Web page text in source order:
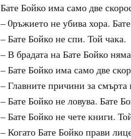
Бате Бойко има само две
– 0ръжието не убива хора.
– Бате Бойко не спи. Той чака.
– В брадата на Бате Бойко
– Бате Бойко има само две
– Главните причини за
– Бате Бойко не ловува. Бате
– Бате Бойко не чете книги.
– Когато Бате Бойко прави